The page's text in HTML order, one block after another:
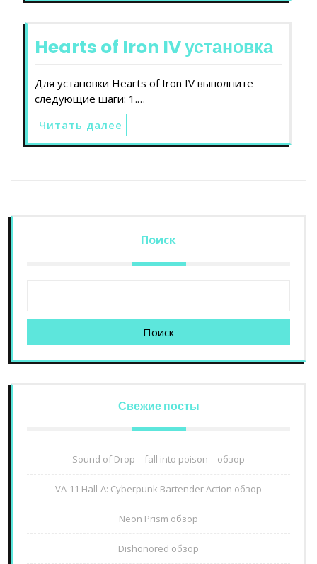
Hearts of Iron IV установка
Для установки Hearts of Iron IV выполните
следующие шаги: 1.…
Читать далее
Поиск
Поиск
Свежие посты
Sound of Drop – fall into poison – обзор
VA-11 Hall-A: Cyberpunk Bartender Action обзор
Neon Prism обзор
Dishonored обзор